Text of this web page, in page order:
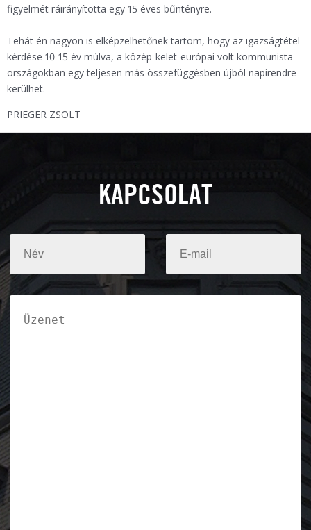
figyelmét ráirányította egy 15 éves bűntényre.
Tehát én nagyon is elképzelhetőnek tartom, hogy az igazságtétel
kérdése 10-15 év múlva, a közép-kelet-európai volt kommunista
országokban egy teljesen más összefüggésben újból napirendre
kerülhet.
PRIEGER ZSOLT
KAPCSOLAT